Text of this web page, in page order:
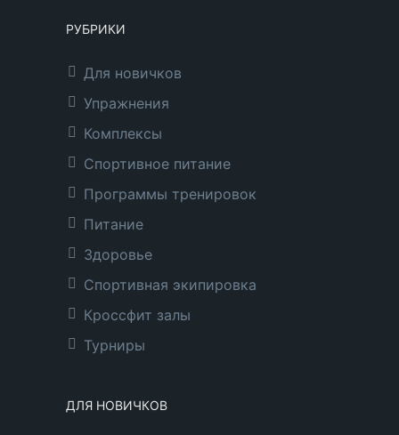
РУБРИКИ
Для новичков
Упражнения
Комплексы
Спортивное питание
Программы тренировок
Питание
Здоровье
Спортивная экипировка
Кроссфит залы
Турниры
ДЛЯ НОВИЧКОВ